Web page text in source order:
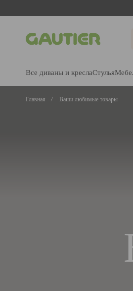
Gautier
Все диваны и креслаСтулья
Главная Ваши любимые товары